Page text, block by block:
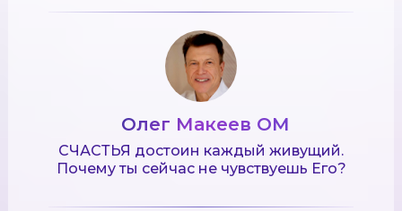
СЧАСТЬЯ достоин каждый живущий.
Почему ты сейчас не чувствуешь Его?
Олег Макеев ОМ